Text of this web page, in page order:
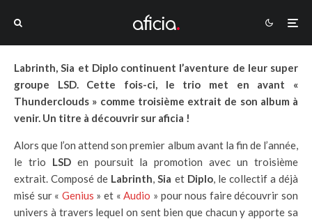
Labrinth, Sia et Diplo continuent l’aventure de leur super
groupe LSD. Cette fois-ci, le trio met en avant «
Thunderclouds » comme troisième extrait de son album à
venir. Un titre à découvrir sur aficia !
Alors que l’on attend son premier album avant la fin de l’année,
le trio LSD en poursuit la promotion avec un troisième
extrait. Composé de Labrinth,Sia et Diplo, le collectif a déjà
misé sur « Genius » et «Audio » pour nous faire découvrir son
univers à travers lequel on sent bien que chacun y apporte sa